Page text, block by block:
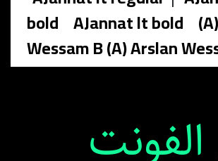
bold AJannat lt bold
Wessam B (A) Arslan